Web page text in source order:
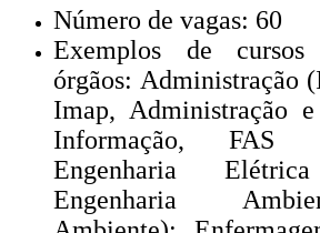
Número de vagas: 60
Exemplos de cursos
órgãos: Administração
Imap, Administração
Informação, FAS
Engenharia
Engenharia